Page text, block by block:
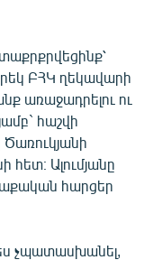
ԲՀԿ ղեկավարի
առաջադրելու ու
հաշվի
հետ։ Ալումյանը
հարցեր
չպատասխանել,